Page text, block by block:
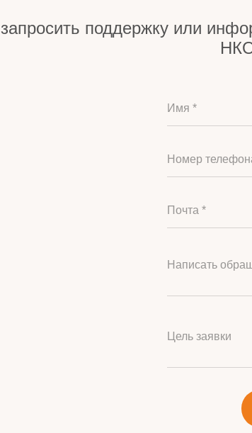
запросить поддержку или
Имя *
Номер
Почта *
Написать
Цель заявки